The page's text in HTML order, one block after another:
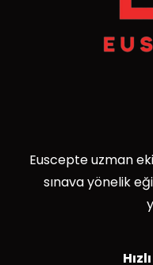
Euscepte uzman
sınava yönelik